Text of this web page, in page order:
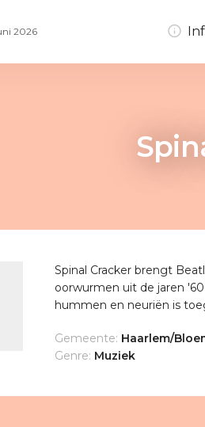
Spinal Cracker brengt
oorwurmen uit de jaren
hummen en neuriën is
Gemeente: Haarlem/
Genre: Muziek
2026